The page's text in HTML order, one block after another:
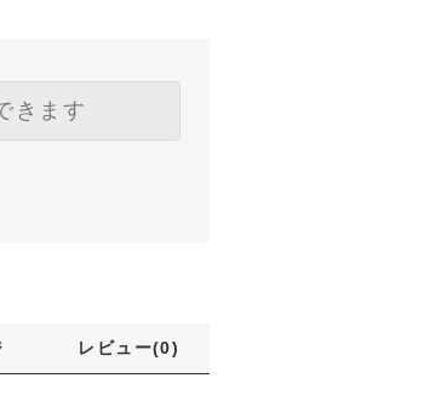
きます
レビュー(0)